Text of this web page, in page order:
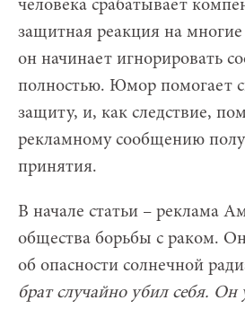
человека срабатывает
защитная реакция на
он начинает игнорировать
полностью. Юмор помогает
защиту, и, как следствие,
рекламному сообщению
принятия.
В начале статьи – реклама
общества борьбы с раком.
об опасности солнечной
брат случайно убил себя. Он